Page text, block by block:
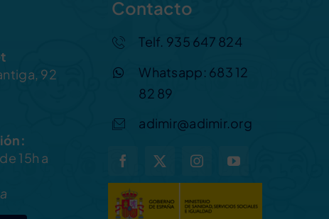
92
15h a
Contacto
Telf. 935 647 824
Whatsapp: 683 12
82 89
adimir@adimir.org